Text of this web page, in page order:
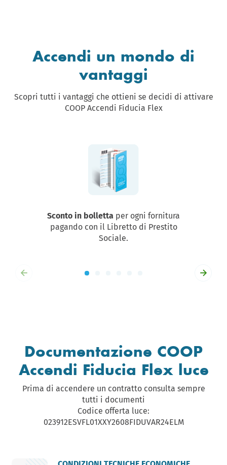
Accendi un mondo di
vantaggi
Scopri tutti i vantaggi che ottieni se decidi di attivare
COOP Accendi Fiducia Flex
Sconto in bolletta per ogni fornitura
pagando con il Libretto di Prestito
Sociale.
Documentazione COOP
Accendi Fiducia Flex luce
Prima di accendere un contratto consulta sempre
tutti i documenti
Codice offerta luce:
023912ESVFL01XXY2608FIDUVAR24ELM